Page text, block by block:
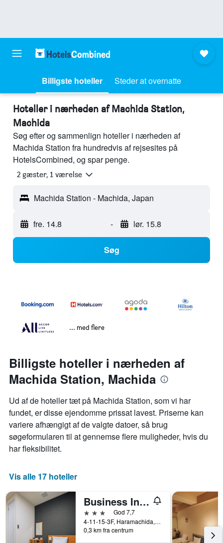
Billigste hoteller Steder at overnatte
Hoteller i nærheden af Machida Station,
Machida
Søg efter og sammenlign hoteller i nærheden af
Machida Station fra hundredvis af rejsesites på
HotelsCombined, og spar penge.
2 gæster, 1 værelse
Machida Station - Machida, Japan
fre. 14.8 - lør. 15.8
Søg
... med flere
Billigste hoteller i nærheden af
Machida Station, Machida
Ud af de hoteller tæt på Machida Station, som vi har
fundet, er disse ejendomme prissat lavest. Priserne kan
variere afhængigt af de valgte datoer, så brug
søgeformularen til at gennemse flere muligheder, hvis du
har fleksibilitet.
Vis alle 17 hoteller
Business Inn Sun Hotel
3 stjernerGod 7,7
4-11-15-3F, Haramachida, Machida, Japan
0,3 km fra centrum